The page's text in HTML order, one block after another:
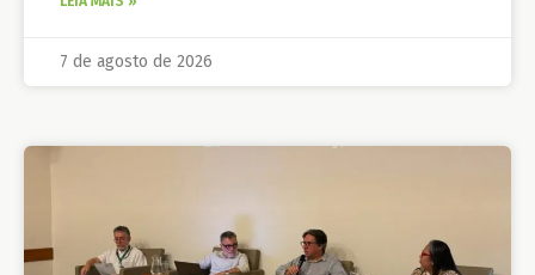
7 de agosto de 2026